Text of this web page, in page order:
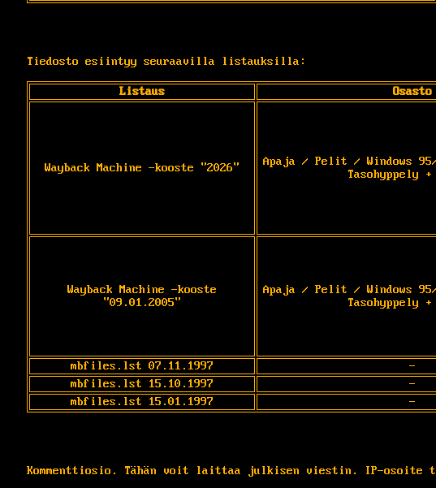
Tiedosto esiintyy seuraavilla listauksilla:
Listaus Osasto
Wayback Machine -kooste "2026"
Apaja / Pelit / Windows
Tasohyppely +
Wayback Machine -kooste
"09.01.2005"
Apaja / Pelit / Windows
Tasohyppely +
mbfiles.lst 07.11.1997 -
mbfiles.lst 15.10.1997
-
mbfiles.lst 15.01.1997
-
Kommenttiosio. Tähän voit laittaa julkisen viestin. IP-osoite